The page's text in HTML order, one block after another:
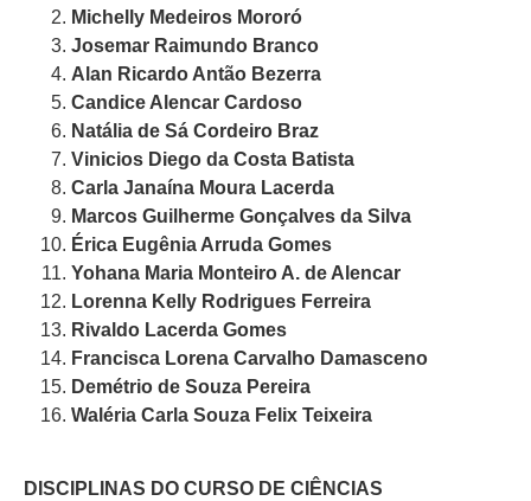
Michelly Medeiros Mororó
Josemar Raimundo Branco
Alan Ricardo Antão Bezerra
Candice Alencar Cardoso
Natália de Sá Cordeiro Braz
Vinicios Diego da Costa Batista
Carla Janaína Moura Lacerda
Marcos Guilherme Gonçalves da Silva
Érica Eugênia Arruda Gomes
Yohana Maria Monteiro A. de Alencar
Lorenna Kelly Rodrigues Ferreira
Rivaldo Lacerda Gomes
Francisca Lorena Carvalho Damasceno
Demétrio de Souza Pereira
Waléria Carla Souza Felix Teixeira
DISCIPLINAS DO CURSO DE CIÊNCIAS